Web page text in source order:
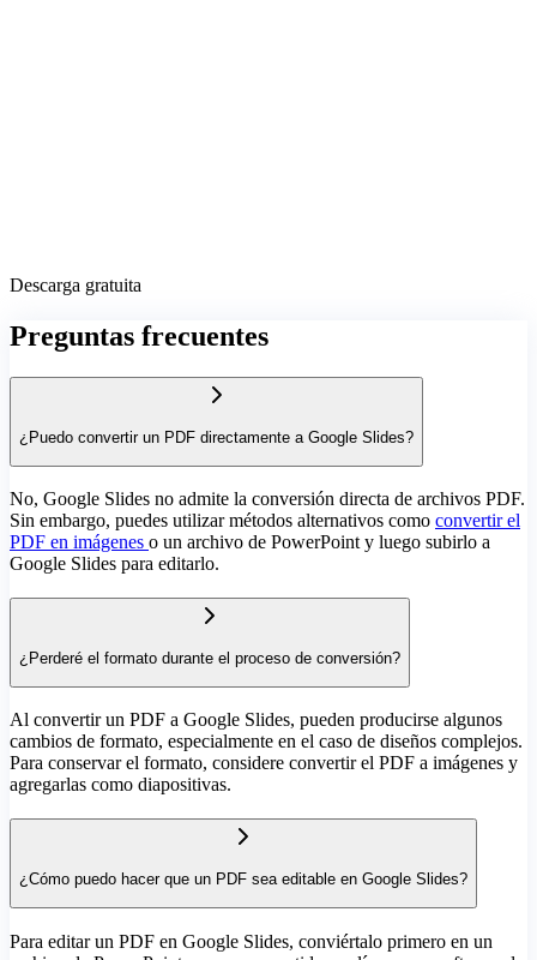
Descarga gratuita
Preguntas frecuentes
¿Puedo convertir un PDF directamente a Google Slides?
No, Google Slides no admite la conversión directa de archivos PDF.
Sin embargo, puedes utilizar métodos alternativos como convertir el
PDF en imágenes o un archivo de PowerPoint y luego subirlo a
Google Slides para editarlo.
¿Perderé el formato durante el proceso de conversión?
Al convertir un PDF a Google Slides, pueden producirse algunos
cambios de formato, especialmente en el caso de diseños complejos.
Para conservar el formato, considere convertir el PDF a imágenes y
agregarlas como diapositivas.
¿Cómo puedo hacer que un PDF sea editable en Google Slides?
Para editar un PDF en Google Slides, conviértalo primero en un